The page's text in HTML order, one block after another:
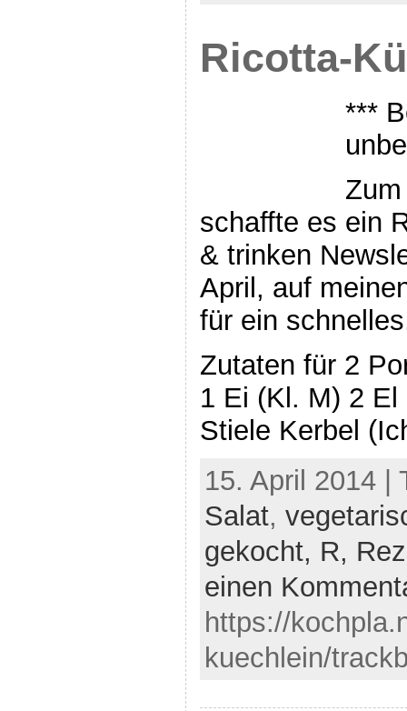
Ricotta-
***
schaffte es ein
& trinken
April, auf
für ein
Zutaten für 2
1 Ei (Kl. M) 2 El
Stiele Kerbel
15. April 2014 |
Salat,
gekocht, R,
einen
https://
kuechlein/